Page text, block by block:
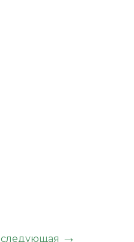
следующая